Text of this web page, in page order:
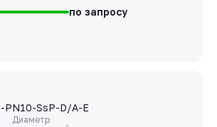
по запросу
PN10-SsP-D/A-E
Диаметр